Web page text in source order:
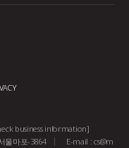
business information]
울마포-3864
E-mail :cs@m